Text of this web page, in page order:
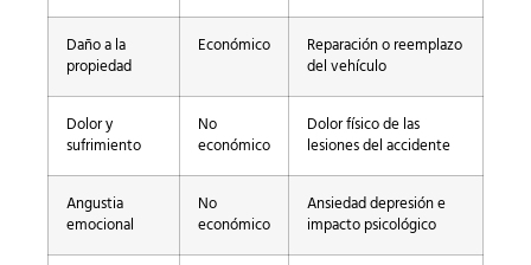
Daño a la
propiedad
Económico
Reparación o reemplazo
del vehículo
Dolor y
sufrimiento
No
económico
Dolor físico de las
lesiones del accidente
Angustia
emocional
No
económico
Ansiedad depresión e
impacto psicológico